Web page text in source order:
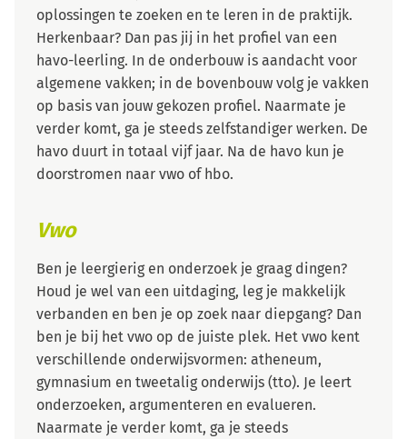
oplossingen te zoeken en te leren in de praktijk.
Herkenbaar? Dan pas jij in het profiel van een
havo-leerling. In de onderbouw is aandacht voor
algemene vakken; in de bovenbouw volg je vakken
op basis van jouw gekozen profiel. Naarmate je
verder komt, ga je steeds zelfstandiger werken. De
havo duurt in totaal vijf jaar. Na de havo kun je
doorstromen naar vwo of hbo.
Vwo
Ben je leergierig en onderzoek je graag dingen?
Houd je wel van een uitdaging, leg je makkelijk
verbanden en ben je op zoek naar diepgang? Dan
ben je bij het vwo op de juiste plek. Het vwo kent
verschillende onderwijsvormen: atheneum,
gymnasium en tweetalig onderwijs (tto). Je leert
onderzoeken, argumenteren en evalueren.
Naarmate je verder komt, ga je steeds